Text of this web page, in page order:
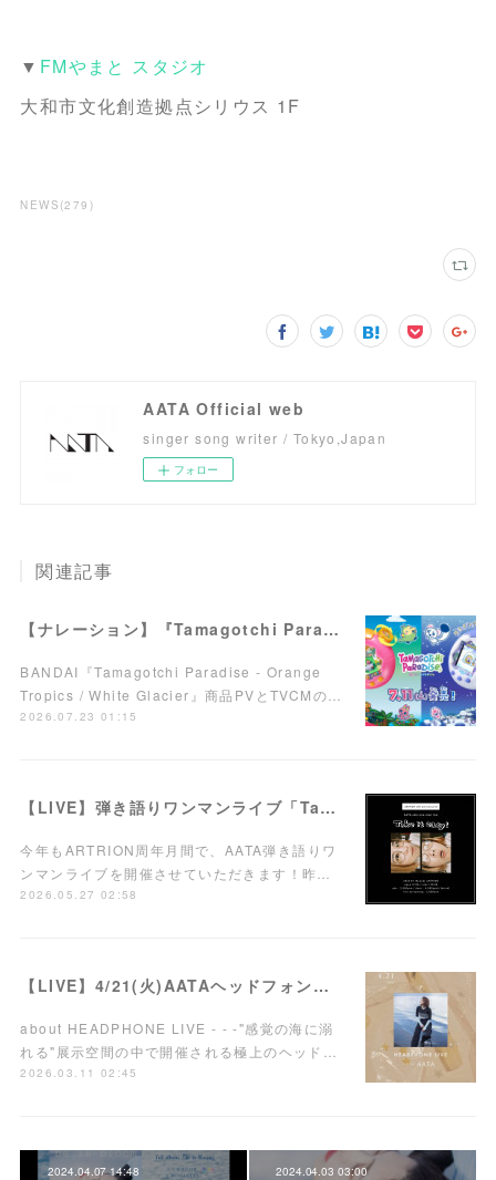
▼ FMやまと スタジオ
大和市文化創造拠点シリウス 1F
NEWS (279 )
AATA Official web
singer song writer / Tokyo,Japan
フォロー
関連記事
【ナレーション】『Tamagotchi Paradise - Orange Tropics / White Glacier』商品PV／TVCM
BANDAI『Tamagotchi Paradise - Orange
Tropics / White Glacier』商品PVとTVCMの…
2026.07.23 01:15
【LIVE】弾き語りワンマンライブ「Take it easy!」7/15(水)西荻窪ARTRIONにて開催！
今年もARTRION周年月間で、AATA弾き語りワ
ンマンライブを開催させていただきます！昨…
2026.05.27 02:58
【LIVE】4/21(火)AATAヘッドフォンワンマンライブ開催！
about HEADPHONE LIVE - - -"感覚の海に溺
れる"展示空間の中で開催される極上のヘッド…
2026.03.11 02:45
2024.04.07 14:48 2024.04.03 03:00